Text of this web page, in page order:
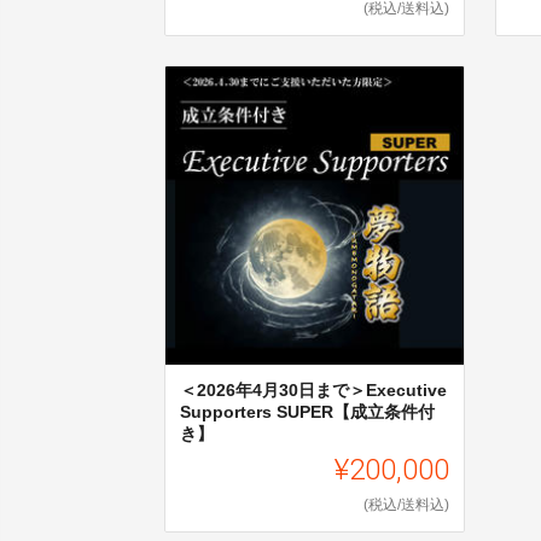
(税込/送料込)
＜2026年4月30日まで＞Executive
Supporters SUPER【成立条件付
き】
¥200,000
(税込/送料込)